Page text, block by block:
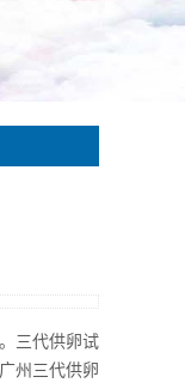
三代供卵试
州三代供卵